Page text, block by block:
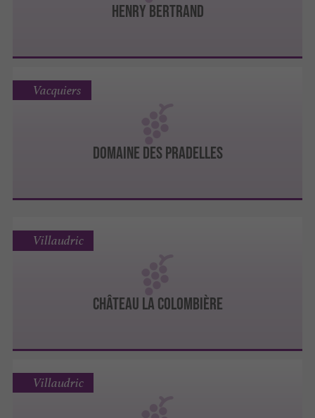
HENRY BERTRAND
DOMAINE DES PRADELLES
Vacquiers
CHÂTEAU LA COLOMBIÈRE
Villaudric
Villaudric